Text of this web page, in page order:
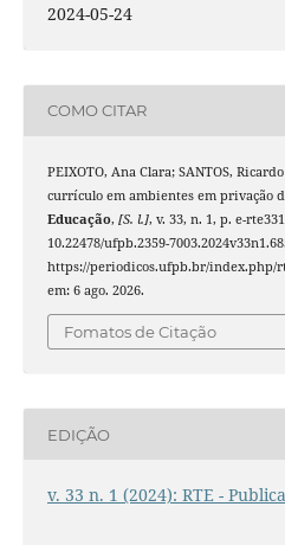
2024-05-24
COMO CITAR
PEIXOTO, Ana Clara; SANTOS,
currículo em ambientes em privação
Educação, [S. l.], v. 33, n. 1, p. e-
10.22478/ufpb.2359-
https://periodicos.ufpb.br/index.php/
em: 6 ago. 2026.
Fomatos de Citação
EDIÇÃO
v. 33 n. 1 (2024): RTE -